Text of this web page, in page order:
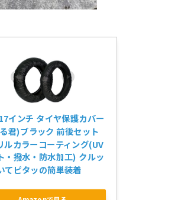
インチ タイヤ保護カバー
君)ブラック 前後セット
ルカラーコーティング(UV
・撥水・防水加工) クルッ
てピタッの簡単装着